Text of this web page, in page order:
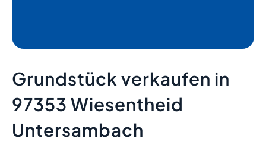
Grundstück verkaufen in
97353 Wiesentheid
Untersambach